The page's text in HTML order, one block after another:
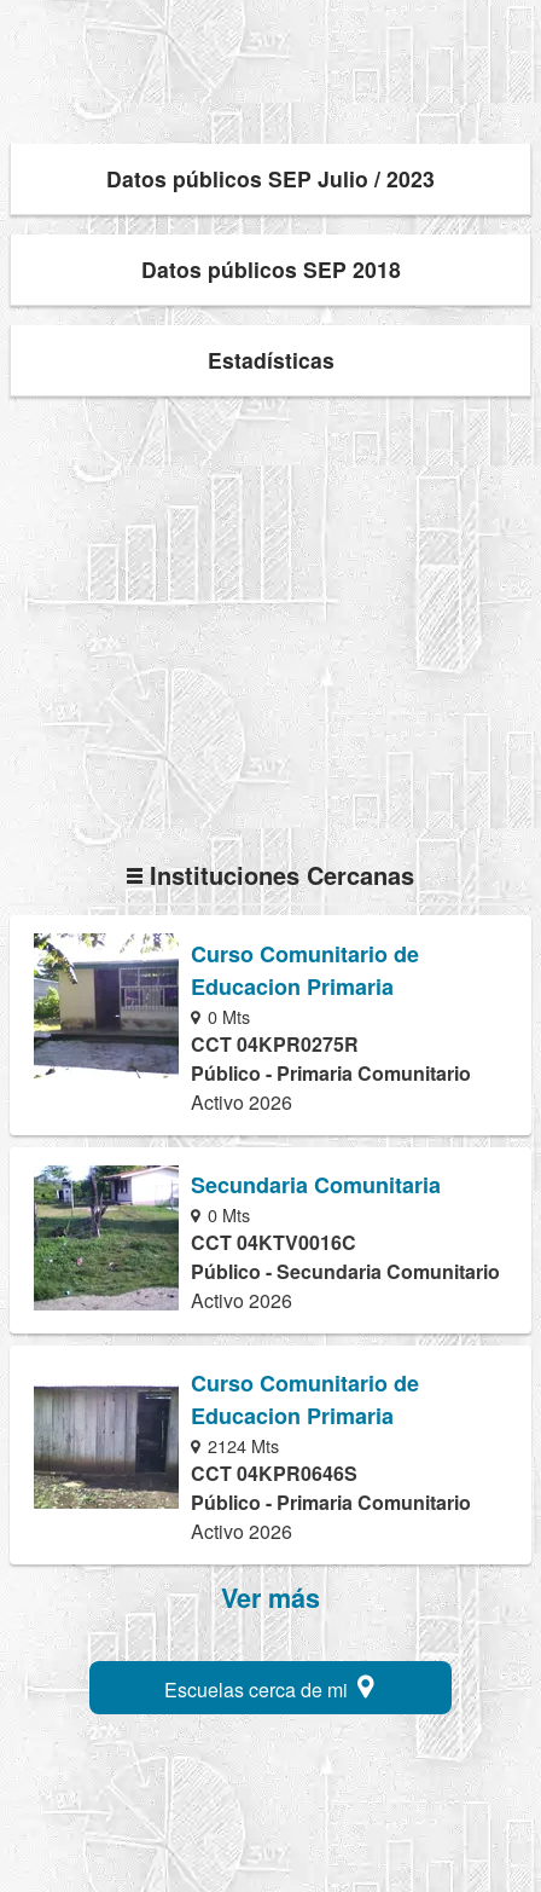
Datos públicos SEP Julio / 2023
Datos públicos SEP 2018
Estadísticas
Instituciones Cercanas
Curso Comunitario de
Educacion Primaria
0 Mts
CCT 04KPR0275R
Público - Primaria Comunitario
Activo 2026
Secundaria Comunitaria
0 Mts
CCT 04KTV0016C
Público - Secundaria Comunitario
Activo 2026
Curso Comunitario de
Educacion Primaria
2124 Mts
CCT 04KPR0646S
Público - Primaria Comunitario
Activo 2026
Ver más
Escuelas cerca de mi